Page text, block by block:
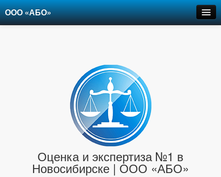
ООО «АБО»
Оценка и экспертиза №1 в
Новосибирске | ООО «АБО»